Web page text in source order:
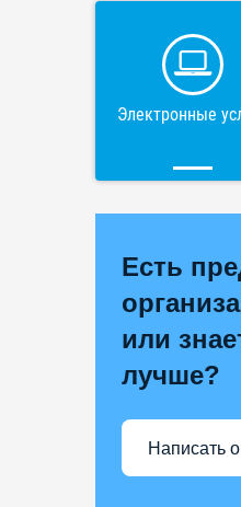
Электронные
Есть
или
лучше?
Написать